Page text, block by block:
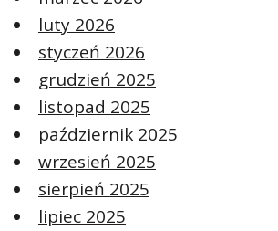
luty 2026
styczeń 2026
grudzień 2025
listopad 2025
październik 2025
wrzesień 2025
sierpień 2025
lipiec 2025